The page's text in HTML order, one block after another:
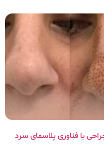
با فناوری پلاسمای سرد